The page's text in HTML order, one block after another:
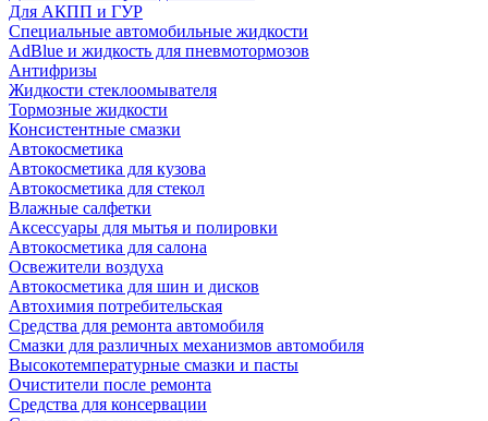
Для АКПП и ГУР
Специальные автомобильные жидкости
AdBlue и жидкость для пневмотормозов
Антифризы
Жидкости стеклоомывателя
Тормозные жидкости
Консистентные смазки
Автокосметика
Автокосметика для кузова
Автокосметика для стекол
Влажные салфетки
Аксессуары для мытья и полировки
Автокосметика для салона
Освежители воздуха
Автокосметика для шин и дисков
Автохимия потребительская
Средства для ремонта автомобиля
Смазки для различных механизмов автомобиля
Высокотемпературные смазки и пасты
Очистители после ремонта
Средства для консервации